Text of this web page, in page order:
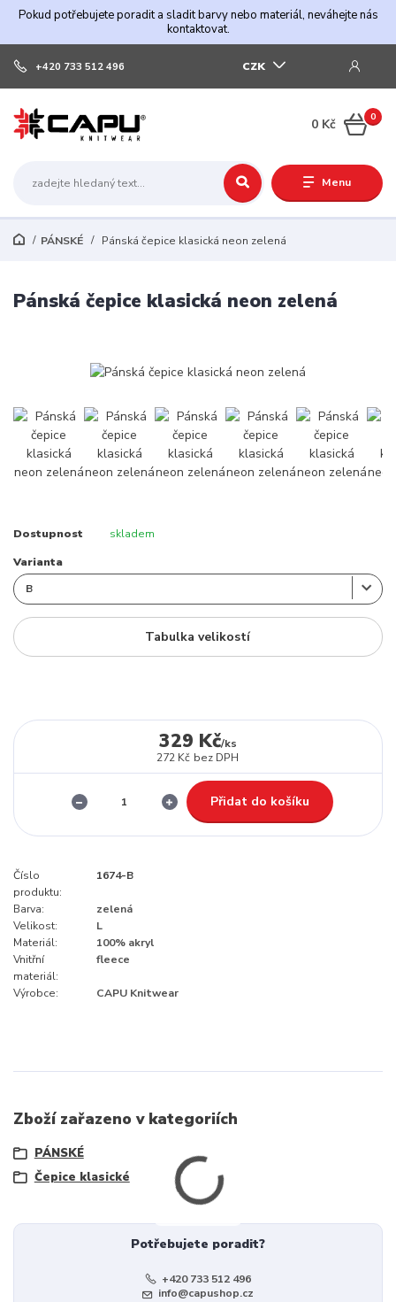
Pokud potřebujete poradit a sladit barvy nebo materiál, neváhejte nás
kontaktovat.
Menu
CZK
+420 733 512 496
0
0 Kč
PÁNSKÉ Pánská čepice klasická neon zelená
Pánská čepice klasická neon zelená
Dostupnost skladem
Varianta
Tabulka velikostí
329 Kč/ks
272 Kč bez DPH
Přidat do košíku
Číslo
produktu:
1674-B
Barva:
zelená
Velikost:
L
Materiál:
100% akryl
Vnitřní
materiál:
fleece
Výrobce: CAPU Knitwear
Zboží zařazeno v kategoriích
PÁNSKÉ
Čepice klasické
Potřebujete poradit?
+420 733 512 496
info@capushop.cz